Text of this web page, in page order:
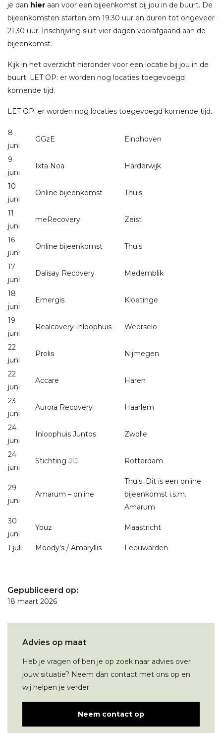
je dan hier aan voor een bijeenkomst bij jou in de buurt. De
bijeenkomsten starten om 19.30 uur en duren tot ongeveer
21.30 uur. Inschrijving sluit vier dagen voorafgaand aan de
bijeenkomst.
Kijk in het overzicht hieronder voor een locatie bij jou in de
buurt. LET OP: er worden nog locaties toegevoegd
komende tijd.
LET OP: er worden nog locaties toegevoegd komende tijd.
8
juni
GGzE Eindhoven
9
juni
Ixta Noa Harderwijk
10
juni
Online bijeenkomst Thuis
11
juni
meRecovery Zeist
16
juni
Online bijeenkomst Thuis
17
juni
Dalisay Recovery Medemblik
18
juni
Emergis Kloetinge
19
juni
Realcovery Inloophuis Weerselo
22
juni
Prolis Nijmegen
22
juni
Accare Haren
23
juni
Aurora Recovery Haarlem
24
juni
Inloophuis Juntos Zwolle
24
juni
Stichting JIJ Rotterdam
29
juni
Amarum – online
Thuis. Dit is een online
bijeenkomst i.s.m.
Amarum
30
juni
Youz Maastricht
1 juli Moody’s / Amaryllis Leeuwarden
Gepubliceerd op:
18 maart 2026
Advies op maat
Heb je vragen of ben je op zoek naar advies over
jouw situatie? Neem dan contact met ons op en
wij helpen je verder.
Neem contact op